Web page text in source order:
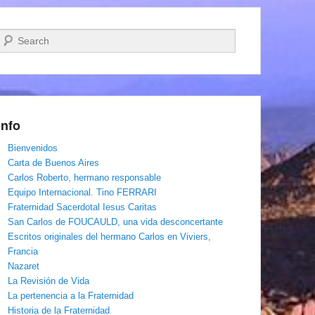
Buscar
Bienvenidos
Carta de Buenos Aires
Carlos Roberto, hermano responsable
Equipo Internacional. Tino FERRARI
Fraternidad Sacerdotal Iesus Caritas
San Carlos de FOUCAULD, una vida desconcertante
Escritos originales del hermano Carlos en Viviers,
Francia
Nazaret
La Revisión de Vida
La pertenencia a la Fraternidad
Historia de la Fraternidad